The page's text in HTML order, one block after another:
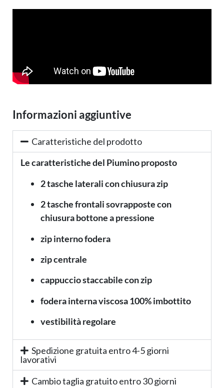
Informazioni aggiuntive
Caratteristiche del prodotto
Le caratteristiche del Piumino proposto
2 tasche laterali con chiusura zip
2 tasche frontali sovrapposte con
chiusura bottone a pressione
zip interno fodera
zip centrale
cappuccio staccabile con zip
fodera interna viscosa 100% imbottito
vestibilità regolare
Spedizione gratuita entro 4-5 giorni
lavorativi
Cambio taglia gratuito entro 30 giorni